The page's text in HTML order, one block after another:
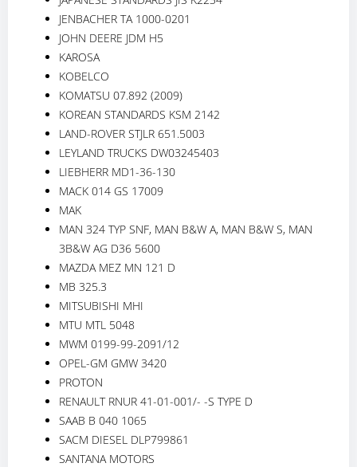
JENBACHER TA 1000-0201
JOHN DEERE JDM H5
KAROSA
KOBELCO
KOMATSU 07.892 (2009)
KOREAN STANDARDS KSM 2142
LAND-ROVER STJLR 651.5003
LEYLAND TRUCKS DW03245403
LIEBHERR MD1-36-130
MACK 014 GS 17009
MAK
MAN 324 TYP SNF, MAN B&W A, MAN B&W S, MAN
3B&W AG D36 5600
MAZDA MEZ MN 121 D
MB 325.3
MITSUBISHI MHI
MTU MTL 5048
MWM 0199-99-2091/12
OPEL-GM GMW 3420
PROTON
RENAULT RNUR 41-01-001/- -S TYPE D
SAAB B 040 1065
SACM DIESEL DLP799861
SANTANA MOTORS